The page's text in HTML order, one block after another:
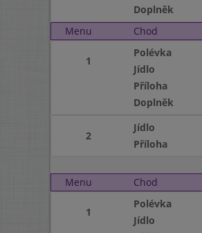
Doplněk
Menu
Chod
1
Polévka
Jídlo
Příloha
Doplněk
2
Jídlo
Příloha
Menu
Chod
1
Polévka
Jídlo